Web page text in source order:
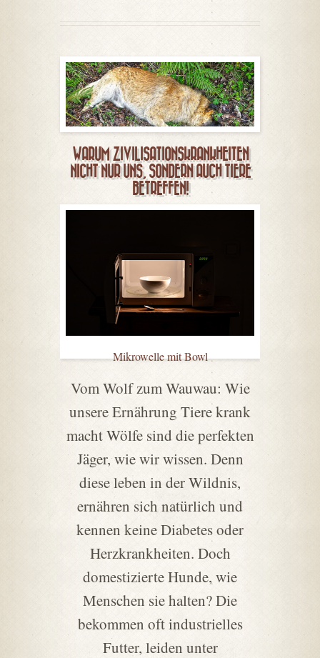
WARUM ZIVILISATIONSKRANKHEITEN
NICHT NUR UNS, SONDERN AUCH TIERE
BETREFFEN!
Mikrowelle mit Bowl
Vom Wolf zum Wauwau: Wie
unsere Ernährung Tiere krank
macht Wölfe sind die perfekten
Jäger, wie wir wissen. Denn
diese leben in der Wildnis,
ernähren sich natürlich und
kennen keine Diabetes oder
Herzkrankheiten. Doch
domestizierte Hunde, wie
Menschen sie halten? Die
bekommen oft industrielles
Futter, leiden unter